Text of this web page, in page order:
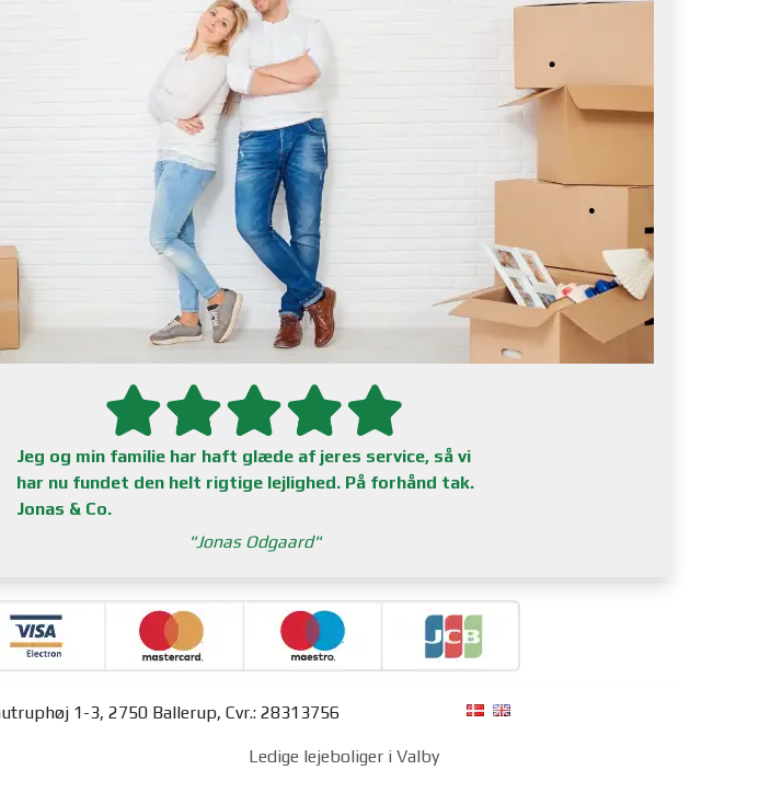
Jeg og min familie har haft glæde af jeres service, så vi
har nu fundet den helt rigtige lejlighed. På forhånd tak.
Jonas & Co.
Jonas Odgaard
1-3, 2750 Ballerup, Cvr.: 28313756
Ledige lejeboliger i Valby